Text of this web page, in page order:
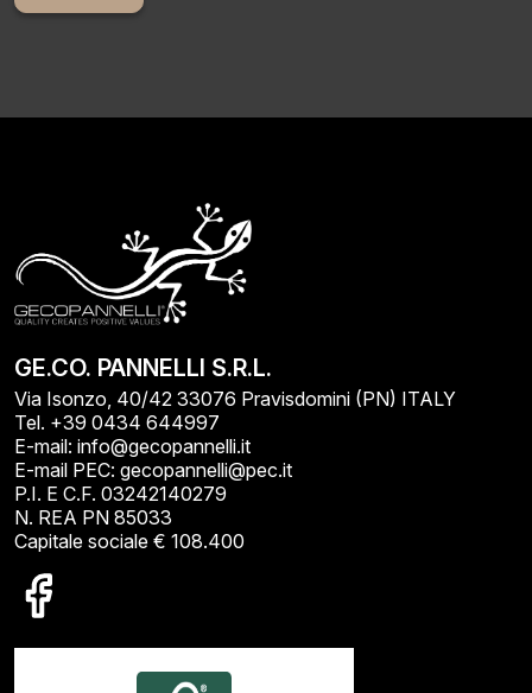
GE.CO. PANNELLI S.R.L.
Via Isonzo, 40/42 33076 Pravisdomini (PN) ITALY
Tel. +39 0434 644997
E-mail: info@gecopannelli.it
E-mail PEC: gecopannelli@pec.it
P.I. E C.F. 03242140279
N. REA PN 85033
Capitale sociale € 108.400